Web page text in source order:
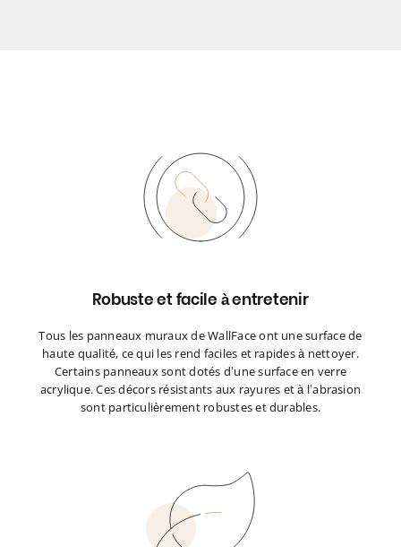
Robuste et facile à entretenir
Tous les panneaux muraux de WallFace ont une surface de
haute qualité, ce qui les rend faciles et rapides à nettoyer.
Certains panneaux sont dotés d’une surface en verre
acrylique. Ces décors résistants aux rayures et à l’abrasion
sont particulièrement robustes et durables.